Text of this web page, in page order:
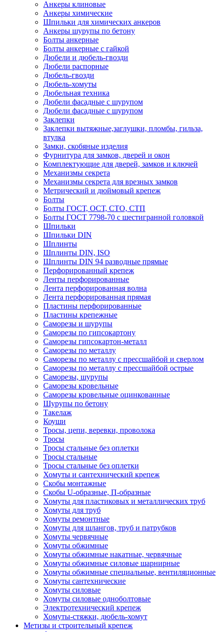
Анкеры клиновые
Анкеры химические
Шпильки для химических анкеров
Анкеры шурупы по бетону
Болты анкерные
Болты анкерные с гайкой
Дюбели и дюбель-гвозди
Дюбели распорные
Дюбель-гвозди
Дюбель-хомуты
Дюбельная техника
Дюбели фасадные с шурупом
Дюбели фасадные с шурупом
Заклепки
Заклепки вытяжные,заглушки, пломбы, гильза,
втулка
Замки, скобяные изделия
Фурнитура для замков, дверей и окон
Комплектующие для дверей, замков и ключей
Механизмы секрета
Механизмы секрета для врезных замков
Метрический и дюймовый крепеж
Болты
Болты ГОСТ, ОСТ, СТО, СТП
Болты ГОСТ 7798-70 с шестигранной головкой
Шпильки
Шпильки DIN
Шплинты
Шплинты DIN, ISO
Шплинты DIN 94 разводные прямые
Перфорированный крепеж
Ленты перфорированные
Лента перфорированная волна
Лента перфорированная прямая
Пластины перфорированные
Пластины крепежные
Саморезы и шурупы
Саморезы по гипсокартону
Саморезы гипсокартон-металл
Саморезы по металлу
Саморезы по металлу с прессшайбой и сверлом
Саморезы по металлу с прессшайбой острые
Саморезы, шурупы
Саморезы кровельные
Саморезы кровельные оцинкованные
Шурупы по бетону
Такелаж
Коуши
Тросы, цепи, веревки, проволока
Тросы
Тросы стальные без оплетки
Тросы стальные
Тросы стальные без оплетки
Хомуты и сантехнический крепеж
Скобы монтажные
Скобы U-образные, П-образные
Хомуты для пластиковых и металлических труб
Хомуты для труб
Хомуты ремонтные
Хомуты для шлангов, труб и патрубков
Хомуты червячные
Хомуты обжимные
Хомуты обжимные накатные, червячные
Хомуты обжимные силовые шарнирные
Хомуты обжимные специальные, вентиляционные
Хомуты сантехнические
Хомуты силовые
Хомуты силовые одноболтовые
Электротехнический крепеж
Хомуты-стяжки, дюбель-хомут
Метизы и строительный крепеж